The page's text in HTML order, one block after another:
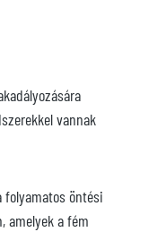
vannak
folyamatos öntési
amelyek a fém